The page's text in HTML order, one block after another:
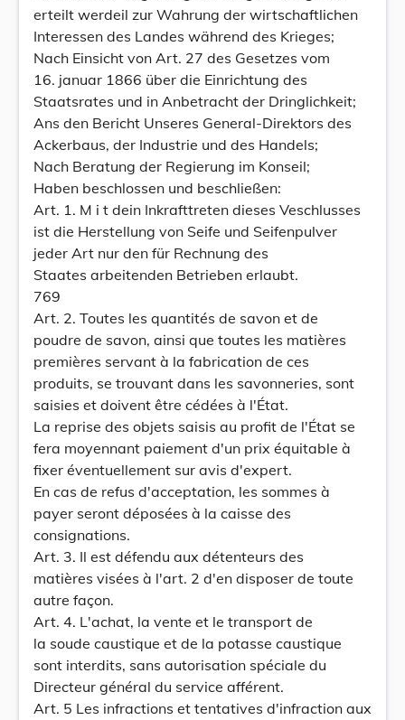
erteilt werdeil zur Wahrung der wirtschaftlichen
Interessen des Landes während des Krieges;
Nach Einsicht von Art. 27 des Gesetzes vom
16. januar 1866 über die Einrichtung des
Staatsrates und in Anbetracht der Dringlichkeit;
Ans den Bericht Unseres General-Direktors des
Ackerbaus, der Industrie und des Handels;
Nach Beratung der Regierung im Konseil;
Haben beschlossen und beschließen:
Art. 1. M i t dein Inkrafttreten dieses Veschlusses
ist die Herstellung von Seife und Seifenpulver
jeder Art nur den für Rechnung des
Staates arbeitenden Betrieben erlaubt.
769
Art. 2. Toutes les quantités de savon et de
poudre de savon, ainsi que toutes les matières
premières servant à la fabrication de ces
produits, se trouvant dans les savonneries, sont
saisies et doivent être cédées à l'État.
La reprise des objets saisis au profit de l'État se
fera moyennant paiement d'un prix équitable à
fixer éventuellement sur avis d'expert.
En cas de refus d'acceptation, les sommes à
payer seront déposées à la caisse des
consignations.
Art. 3. Il est défendu aux détenteurs des
matières visées à l'art. 2 d'en disposer de toute
autre façon.
Art. 4. L'achat, la vente et le transport de
la soude caustique et de la potasse caustique
sont interdits, sans autorisation spéciale du
Directeur général du service afférent.
Art. 5 Les infractions et tentatives d'infraction aux